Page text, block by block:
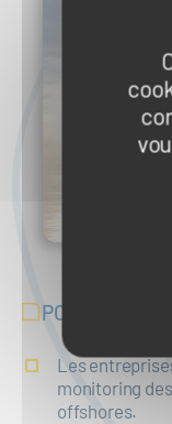
POUR QUI ?
Les
monitoring
offshores.